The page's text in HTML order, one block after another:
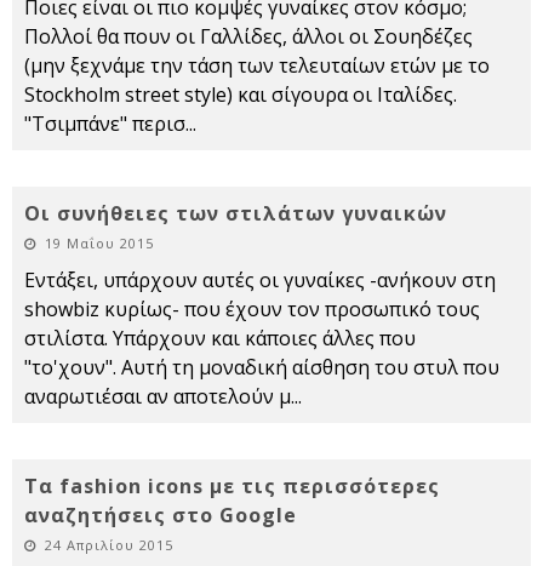
Ποιες είναι οι πιο κομψές γυναίκες στον κόσμο;
Πολλοί θα πουν οι Γαλλίδες, άλλοι οι Σουηδέζες
(μην ξεχνάμε την τάση των τελευταίων ετών με το
Stockholm street style) και σίγουρα οι Ιταλίδες.
"Τσιμπάνε" περισ...
Οι συνήθειες των στιλάτων γυναικών
19 Μαΐου 2015
Εντάξει, υπάρχουν αυτές οι γυναίκες -ανήκουν στη
showbiz κυρίως- που έχουν τον προσωπικό τους
στιλίστα. Υπάρχουν και κάποιες άλλες που
"το'χουν". Αυτή τη μοναδική αίσθηση του στυλ που
αναρωτιέσαι αν αποτελούν μ...
Τα fashion icons με τις περισσότερες
αναζητήσεις στο Google
24 Απριλίου 2015